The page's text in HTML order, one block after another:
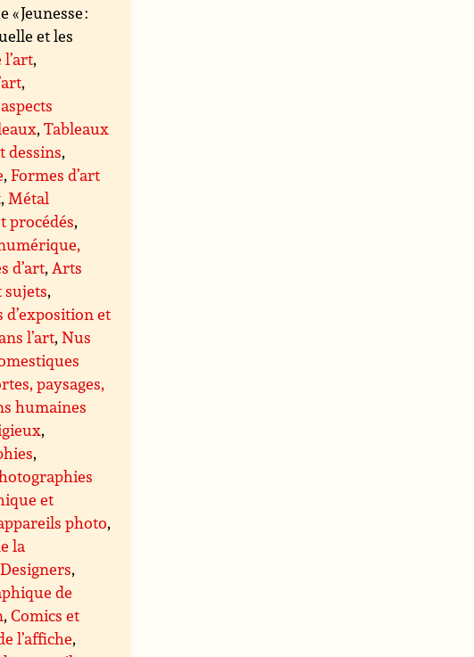
Jeunesse :
et les
,
,
,Tableaux
dessins,
,Formes d’art
,Métal
procédés,
d’art,Arts
sujets,
d’exposition et
l’art,Nus
paysages,
humaines
,
,
et
photo,
la
Designers,
de
,Comics et
l’affiche,